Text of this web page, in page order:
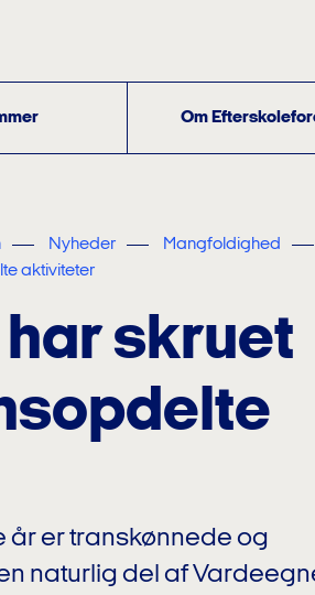
Om
Nyheder
Mangfoldighed
aktiviteter
skruet
år er transkønnede og
naturlig del af